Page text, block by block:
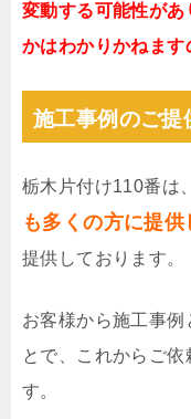
変動する可能性があ
かはわかりかねます
施工事例のご提
栃木片付け110番は、
も多くの方に提供
提供しております。
お客様から施工事例
とで、これからご
す。